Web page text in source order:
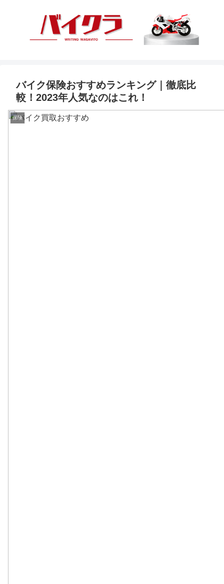
バイク保険おすすめランキング｜徹底比
較！2023年人気なのはこれ！
保険